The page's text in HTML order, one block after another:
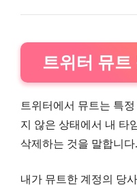
트위터 뮤트
트위터에서 뮤트는 특
지 않은 상태에서 내 타
삭제하는 것을 말합니다.
내가 뮤트한 계정의 당